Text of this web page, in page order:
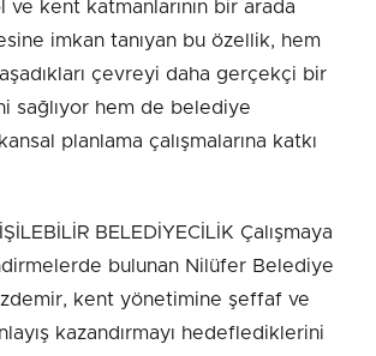
ve kent katmanlarının bir arada
imkan tanıyan bu özellik, hem
çevreyi daha gerçekçi bir
sağlıyor hem de belediye
planlama çalışmalarına katkı
BELEDİYECİLİK Çalışmaya
bulunan Nilüfer Belediye
kent yönetimine şeffaf ve
kazandırmayı hedeflediklerini